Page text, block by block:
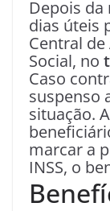
Depois
dias úteis
Central
Social, no
Caso
suspenso
situação.
marcar a
INSS, o